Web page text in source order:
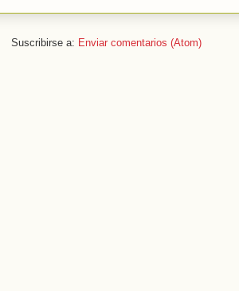
Suscribirse a: Enviar comentarios (Atom)